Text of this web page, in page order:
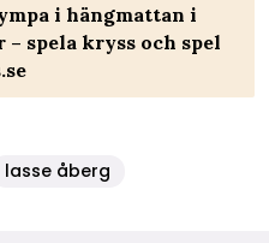
i hängmattan i
– spela kryss och spel
lasse åberg